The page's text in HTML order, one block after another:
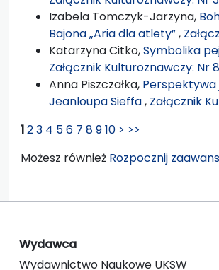
Izabela Tomczyk-Jarzyna,
Bajona „Aria dla atlety”,
Katarzyna Citko,Symbolika
Załącznik Kulturoznawczy: Nr
Anna Piszczałka,
Jeanloupa Sieffa, Załącznik
123 4 56 7 8910 > >>
Możesz również Rozpocznij
Wydawca
Wydawnictwo Naukowe UKSW